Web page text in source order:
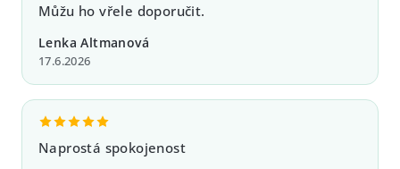
Můžu ho vřele doporučit.
Lenka Altmanová
17.6.2026
Naprostá spokojenost